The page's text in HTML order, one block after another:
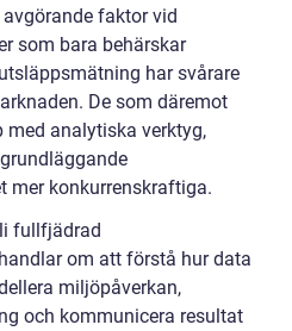
faktor vid
som bara behärskar
har svårare
De som däremot
analytiska verktyg,
mer konkurrenskraftiga.
fullfjädrad
om att förstå hur data
miljöpåverkan,
och kommunicera resultat